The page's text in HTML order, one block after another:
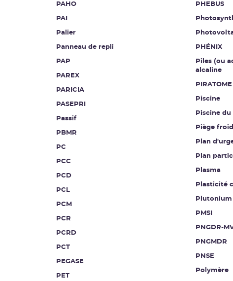
PAHO
PAI
Palier
Panneau de repli
PAP
PAREX
PARICIA
PASEPRI
Passif
PBMR
PC
PCC
PCD
PCL
PCM
PCR
PCRD
PCT
PEGASE
PET
PHEBUS
PHÉNIX
Piles (ou
alcaline
PIRATOME
Piscine
Piscine
Piège froid
Plan
Plan
Plasma
Plasticité
Plutonium
PMSI
PNGDR-
PNGMDR
PNSE
Polymère